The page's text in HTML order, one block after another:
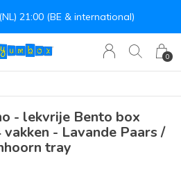
0
te-openen siliconen deksel
- lekvrije Bento box
- Lavande Paars /
tray